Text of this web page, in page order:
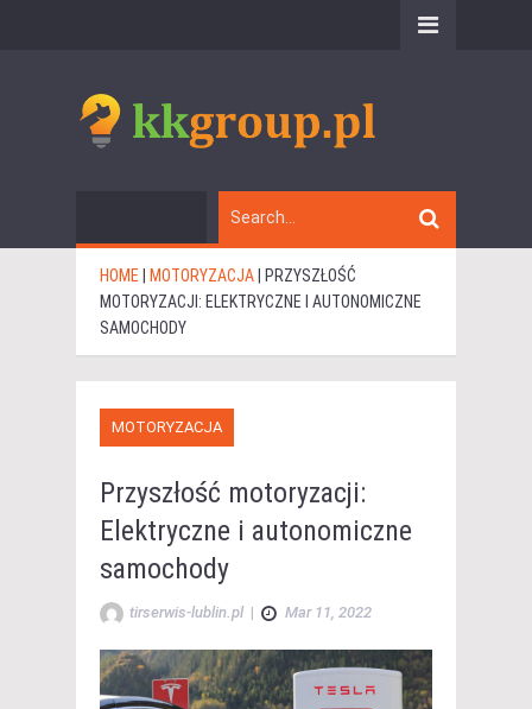
HOME MOTORYZACJA
PRZYSZŁOŚĆ
MOTORYZACJI: ELEKTRYCZNE I AUTONOMICZNE
SAMOCHODY
MOTORYZACJA
Przyszłość motoryzacji:
Elektryczne i autonomiczne
samochody
tirserwis-lublin.pl | Mar 11, 2022